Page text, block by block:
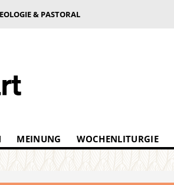
& PASTORAL
MEINUNG WOCHENLITURGIE